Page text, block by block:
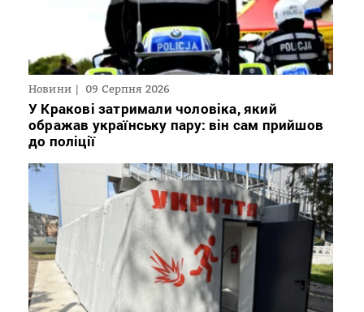
Новини 09 Серпня 2026
У Кракові затримали чоловіка, який
ображав українську пару: він сам прийшов
до поліції